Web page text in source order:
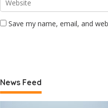
Save my name, email, and
News Feed